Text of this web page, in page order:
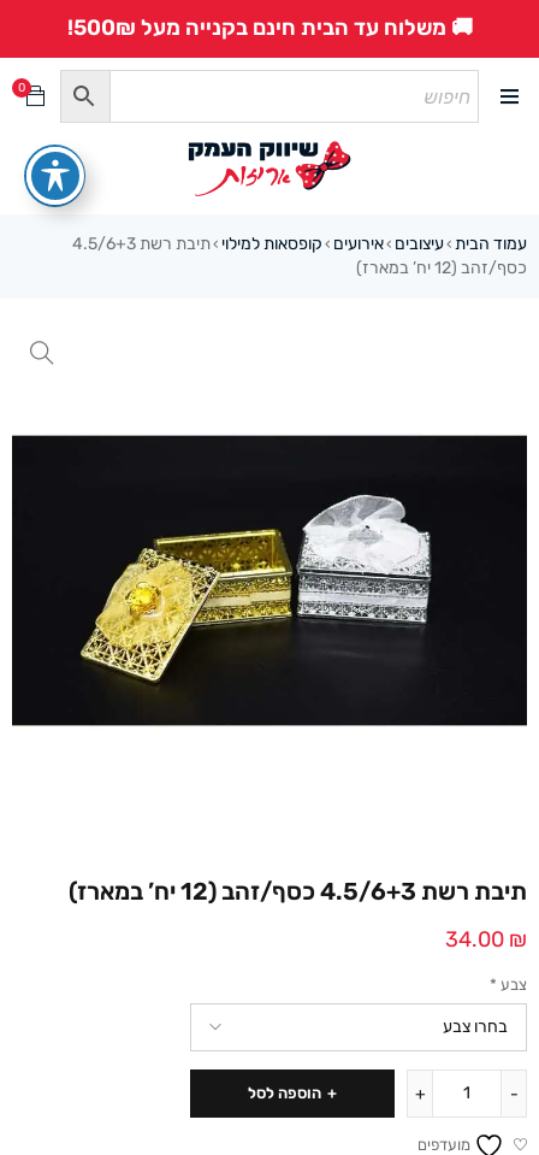
🚚 משלוח עד הבית חינם בקנייה מעל 500₪!
0
עמוד הבית ›עיצובים ›אירועים › קופסאות למילוי ›
תיבת רשת 4.5/6+3
כסף/זהב (12 יח’ במארז)
תיבת רשת 4.5/6+3 כסף/זהב (12 יח’ במארז)
34.00 ₪
צבע *
הוספה לסל
מועדפים